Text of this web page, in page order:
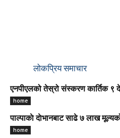
लोकप्रिय समाचार
एनपीएलको तेस्रो संस्करण कार्तिक ९
home
पाल्पाकाे दाेभानबाट साढे ७ लाख
home